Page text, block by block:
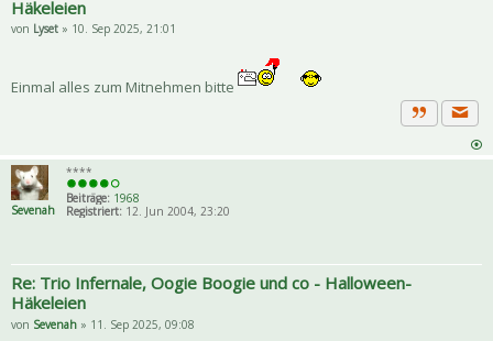
Häkeleien
von Lyset » 10. Sep 2025, 21:01
Einmal alles zum Mitnehmen bitte
Zitat
Sevenah
****
Beiträge: 1968
Registriert: 12. Jun 2004, 23:20
Re: Trio Infernale, Oogie Boogie und co - Halloween-
Häkeleien
von Sevenah » 11. Sep 2025, 09:08